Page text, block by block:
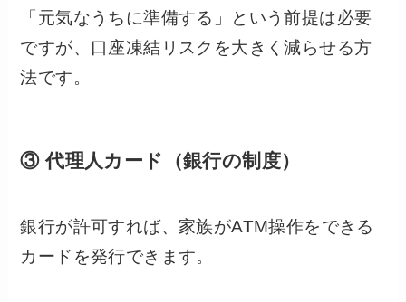
「元気なうちに準備する」という前提は必要
ですが、口座凍結リスクを大きく減らせる方
法です。
③ 代理人カード（銀行の制度）
銀行が許可すれば、家族がATM操作をできる
カードを発行できます。